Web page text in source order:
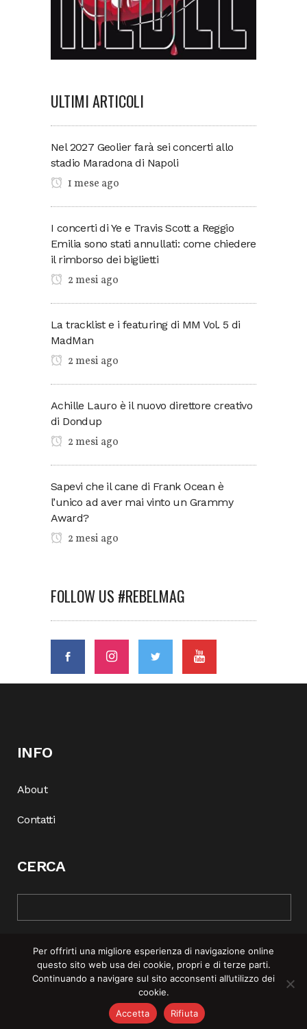
ULTIMI ARTICOLI
Nel 2027 Geolier farà sei concerti allo
stadio Maradona di Napoli
1 mese ago
I concerti di Ye e Travis Scott a Reggio
Emilia sono stati annullati: come chiedere
il rimborso dei biglietti
2 mesi ago
La tracklist e i featuring di MM Vol. 5 di
MadMan
2 mesi ago
Achille Lauro è il nuovo direttore creativo
di Dondup
2 mesi ago
Sapevi che il cane di Frank Ocean è
l’unico ad aver mai vinto un Grammy
Award?
2 mesi ago
FOLLOW US #REBELMAG
INFO
About
Contatti
CERCA
© COPYRIGHT 2025 | REBEL MAG —
POLICY
Per offrirti una migliore esperienza di navigazione online
questo sito web usa dei cookie, propri e di terze parti.
Continuando a navigare sul sito acconsenti all’utilizzo dei
cookie.
Accetta
Rifiuta